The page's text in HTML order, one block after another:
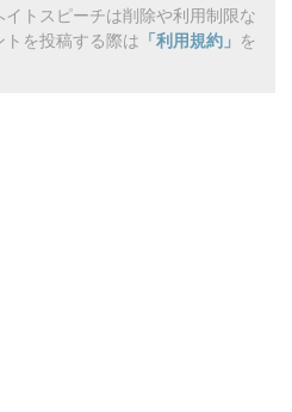
トスピーチは削除や利用制限な
トを投稿する際は 「利用規約」 を